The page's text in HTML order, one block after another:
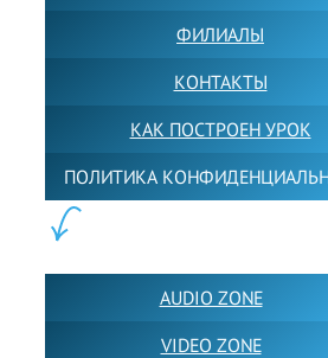
ФИЛИАЛЫ
КОНТАКТЫ
КАК ПОСТРОЕН УРОК
ПОЛИТИКА
AUDIO ZONE
VIDEO ZONE